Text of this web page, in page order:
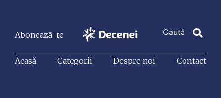
Abonează-te
Acasă Categorii Despre noi Contact